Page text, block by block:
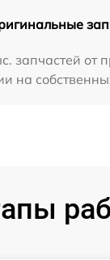
запчастей от
на